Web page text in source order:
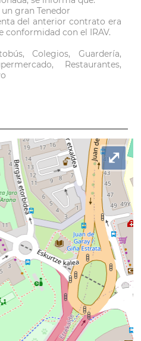
gran Tenedor
del anterior contrato era
conformidad con el IRAV.
Colegios, Guardería,
Restaurantes,
⤢